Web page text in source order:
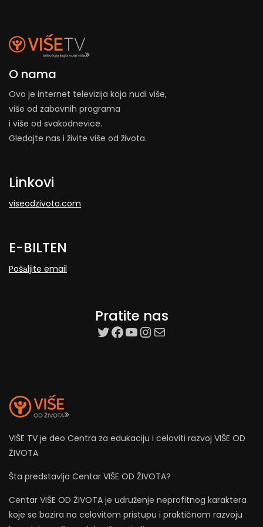
O nama
Ovo je internet televizija koja nudi više,
više od zabavnih programa
i više od svakodnevice.
Gledajte nas i živite više od života.
Linkovi
viseodzivota.com
E-BILTEN
Pošаljite email
Pratite nas
target=”_blank”
Facebook
YouTube
Instagram
Mail
VIŠE TV je deo Centra za edukaciju i celoviti razvoj VIŠE OD
ŽIVOTA
Šta predstavlja Centar VIŠE OD ŽIVOTA?
Centar VIŠE OD ŽIVOTA je udruženje neprofitnog karaktera
koje se bazira na celovitom pristupu i praktičnom razvoju